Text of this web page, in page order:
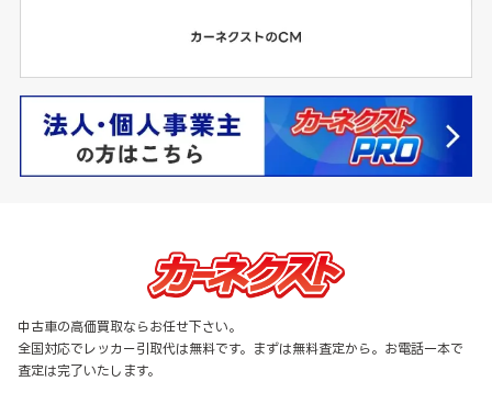
中古車の高価買取ならお任せ下さい。
全国対応でレッカー引取代は無料です。まずは無料査定から。お電話一本で
査定は完了いたします。